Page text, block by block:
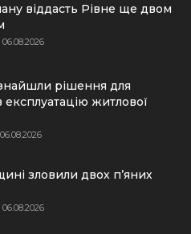
віддасть Рівне ще двом
06.08.2026
рішення для
житлової
зловили двох п’яних
06.08.2026